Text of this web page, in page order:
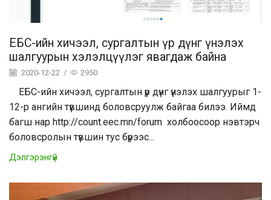
ЕБС-ийн хичээл, сургалтын үр дүнг үнэлэх
шалгуурын хэлэлцүүлэг явагдаж байна
2020-12-22 / 2950
ЕБС-ийн хичээл, сургалтын үр дүнг үнэлэх шалгуурыг 1-
12-р ангийн түвшинд боловсруулж байгаа билээ. Иймд
багш нар http://count.eec.mn/forum холбоосоор нэвтэрч
боловсролын түвшин тус бүрээс...
Дэлгэрэнгүй